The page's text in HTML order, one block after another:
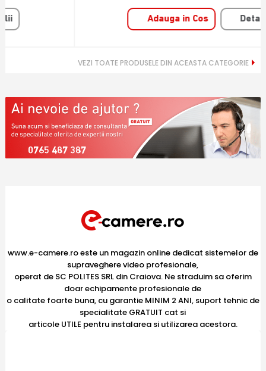
Detalii
VEZI TOATE PRODUSELE DIN ACEASTA CATEGORIE
0765 487 387
www.e-camere.ro este un magazin online dedicat sistemelor de
supraveghere video profesionale,
operat de SC POLITES SRL din Craiova. Ne straduim sa oferim
doar echipamente profesionale de
o calitate foarte buna, cu garantie MINIM 2 ANI, suport tehnic de
specialitate GRATUIT cat si
articole UTILE pentru instalarea si utilizarea acestora.